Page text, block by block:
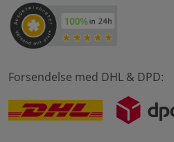
Forsendelse med DHL & DPD: